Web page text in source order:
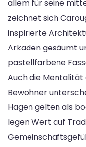
allem für seine
zeichnet sich
inspirierte
Arkaden gesäumt
pastellfarbene
Auch die Mentalität
Bewohner
Hagen gelten als
legen Wert auf